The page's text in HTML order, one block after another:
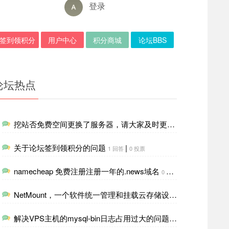
登录
签到领积分 用户中心 积分商城 论坛BBS
坛热点
挖站否免费空间更换了服务器，请大家及时更新一下DNS解析
关于论坛签到领积分的问题 1 回答 | 0 投票
namecheap 免费注册注册一年的.news域名 0 回答
NetMount，一个软件统一管理和挂载云存储设施，像本地磁盘一样管理
解决VPS主机的mysql-bin日志占用过大的问题0 回答